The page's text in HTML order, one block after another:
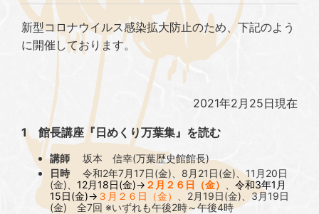
新型コロナウイルス感染拡大防止のため、下記のよう
に開催しております。
2021年2月25日現在
1 館長講座『日めくり万葉集』を読む
講師 坂本 信幸(万葉歴史館館長)
日時 令和2年7月17日(金)、8月21日(金)、11月20日
(金)、 12月18日(金)→ ２月２６日（金）
令和3年1月
15日(金)→ ３月２６日（金）
、2月19日(金)、3月19日
(金) 全7回 ※いずれも午後2時～午後4時